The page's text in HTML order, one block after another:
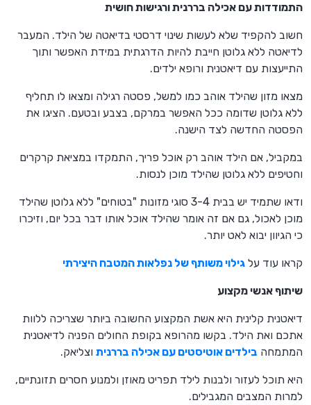
התמודדות עם אכילה בררנית ורגישות חושית
חשוב להקפיד שלא לעשות שינוי דרסטי בדיאטה של הילד. המעבר
לדיאטה ללא גלוטן חייבת להיות הדרגתית במידת האפשר ותוך
התייעצות עם דיאטנית ורופא ילדים.
מצאו מזון שהילד אוהב כמו למשל, פסטה רגילה ומצאו לו תחליף
ללא גלוטן שדומה ככל האפשר במרקם, בצבע ובטעם. הציגו את
הפסטה החדשה לצד הישנה.
במקביל, אם הילד אוהב רק אוכל פריך, התמקדו במציאת קרקרים
וחטיפים ללא גלוטן שהילד מוכן לנסות.
ודאו שתמיד יש בבית 3-4 סוגי מזונות "בטוחים" ללא גלוטן שהילד
מוכן לאכול, גם אם זה אומר שהילד אוכל אותו דבר בכל יום, וזיכרו
כי הגיוון יבוא לאט יותר.
קראו עוד על גילוי משותף של נפלאות המטבח היצירתי
שיתוף אנשי מקצוע
דיאטנית קלינית היא אשת המקצוע החשובה ביותר שצריכה ללוות
אתכם ואת הילד. בקשו מהרופא בקופת החולים הפניה לדיאטנית
המתמחה בילדים אוטיסטים עם אכילה בררנית וצליאק.
היא תוכל לעזור ולבנות לילד תפריט מאוזן ולמנוע חסרים תזונתיים,
למרות המצבים המגבילים.